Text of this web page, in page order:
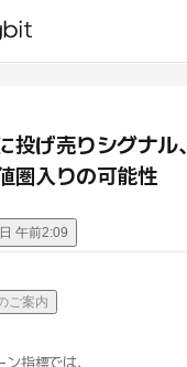
投げ売りシグナル、
圏入りの可能性
午前2:09
ご案内
指標では、